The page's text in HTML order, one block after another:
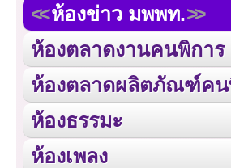
ห้องข่าว มพพท.
ห้องตลาดงานคนพิการ
ห้องตลาดผลิตภัณฑ์คน
ห้องธรรมะ
ห้องเพลง